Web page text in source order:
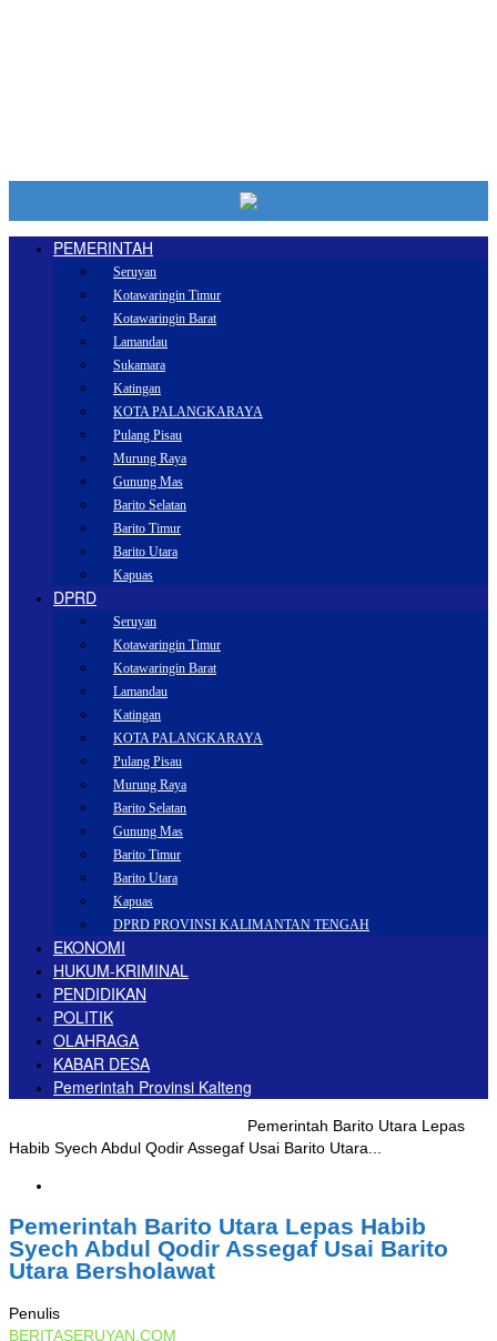
PEMERINTAH
Seruyan
Kotawaringin Timur
Kotawaringin Barat
Lamandau
Sukamara
Katingan
KOTA PALANGKARAYA
Pulang Pisau
Murung Raya
Gunung Mas
Barito Selatan
Barito Timur
Barito Utara
Kapuas
DPRD
Seruyan
Kotawaringin Timur
Kotawaringin Barat
Lamandau
Katingan
KOTA PALANGKARAYA
Pulang Pisau
Murung Raya
Barito Selatan
Gunung Mas
Barito Timur
Barito Utara
Kapuas
DPRD PROVINSI KALIMANTAN TENGAH
EKONOMI
HUKUM-KRIMINAL
PENDIDIKAN
POLITIK
OLAHRAGA
KABAR DESA
Pemerintah Provinsi Kalteng
Pemerintah Barito Utara Lepas
Habib Syech Abdul Qodir Assegaf Usai Barito Utara...
Pemerintah Barito Utara Lepas Habib
Syech Abdul Qodir Assegaf Usai Barito
Utara Bersholawat
Penulis
BERITASERUYAN.COM